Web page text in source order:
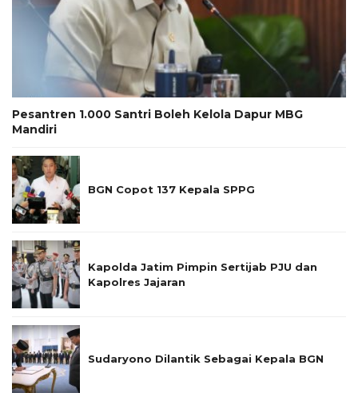
Pesantren 1.000 Santri Boleh Kelola Dapur MBG
Mandiri
BGN Copot 137 Kepala SPPG
Kapolda Jatim Pimpin Sertijab PJU dan
Kapolres Jajaran
Sudaryono Dilantik Sebagai Kepala BGN